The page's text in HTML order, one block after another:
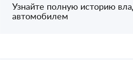
Узнайте полную историю
автомобилем